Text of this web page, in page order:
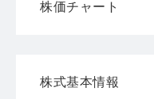
株価チャート
株式基本情報